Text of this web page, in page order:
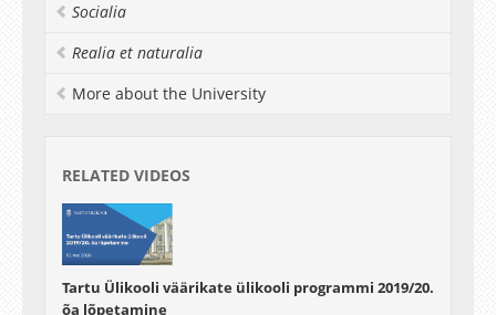
Socialia
Realia et naturalia
More about the University
RELATED VIDEOS
Tartu Ülikooli väärikate ülikooli programmi 2019/20.
õa lõpetamine